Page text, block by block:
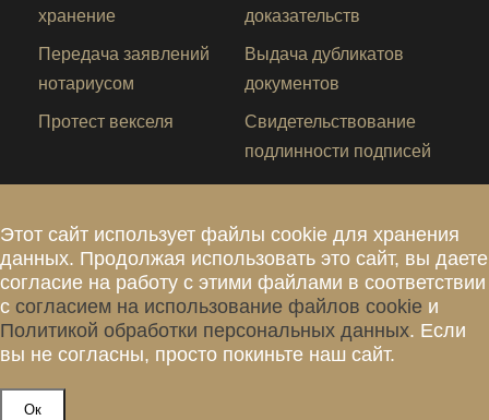
хранение
доказательств
Передача заявлений
нотариусом
Выдача дубликатов
документов
Протест векселя
Свидетельствование
подлинности подписей
Этот сайт использует файлы cookie для хранения
данных. Продолжая использовать это сайт, вы даете
согласие на работу с этими файлами в соответствии
с согласием на использование файлов cookie и
Политикой обработки персональных данных. Если
вы не согласны, просто покиньте наш сайт.
Ок